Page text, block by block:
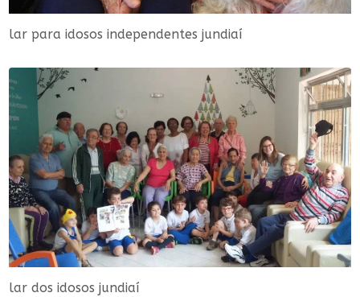
lar para idosos independentes jundiaí
lar dos idosos jundiaí